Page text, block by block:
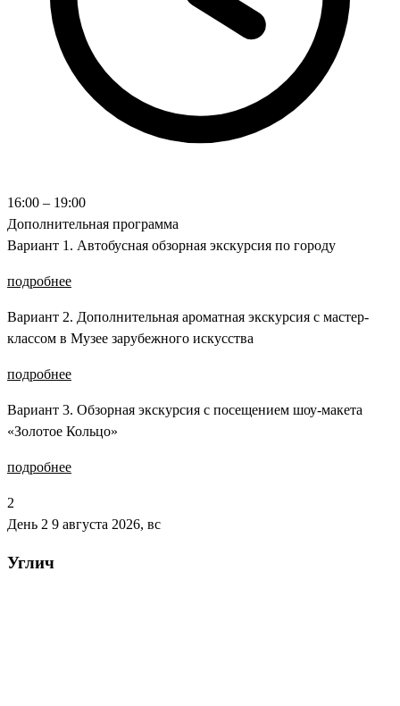
16:00 – 19:00
Дополнительная программа
Вариант 1. Автобусная обзорная экскурсия по городу
подробнее
Вариант 2. Дополнительная ароматная экскурсия с мастер-
классом в Музее зарубежного искусства
подробнее
Вариант 3. Обзорная экскурсия с посещением шоу-макета
«Золотое Кольцо»
подробнее
2
День 2 9 августа 2026, вс
Углич